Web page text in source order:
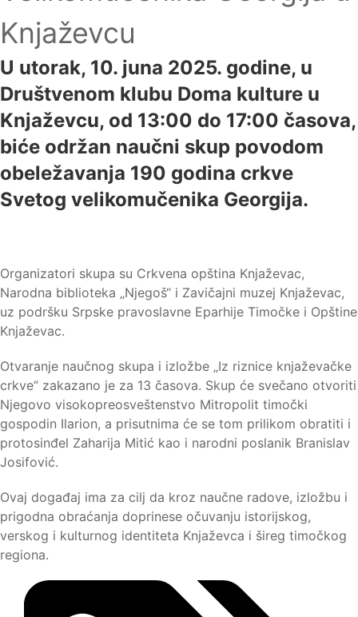
Knjaževcu
U utorak, 10. juna 2025. godine, u
Društvenom klubu Doma kulture u
Knjaževcu, od 13:00 do 17:00 časova,
biće održan naučni skup povodom
obeležavanja 190 godina crkve
Svetog velikomučenika Georgija.
Organizatori skupa su Crkvena opština Knjaževac,
Narodna biblioteka „Njegoš“ i Zavičajni muzej Knjaževac,
uz podršku Srpske pravoslavne Eparhije Timočke i Opštine
Knjaževac.
Otvaranje naučnog skupa i izložbe „Iz riznice knjaževačke
crkve“ zakazano je za 13 časova. Skup će svečano otvoriti
Njegovo visokopreosveštenstvo Mitropolit timočki
gospodin Ilarion, a prisutnima će se tom prilikom obratiti i
protosinđel Zaharija Mitić kao i narodni poslanik Branislav
Josifović.
Ovaj događaj ima za cilj da kroz naučne radove, izložbu i
prigodna obraćanja doprinese očuvanju istorijskog,
verskog i kulturnog identiteta Knjaževca i šireg timočkog
regiona.